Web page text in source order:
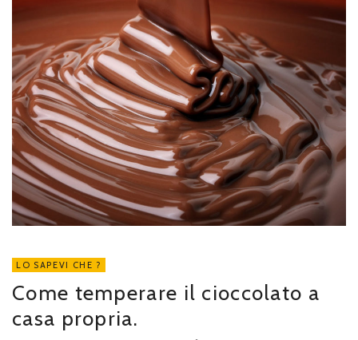
LO SAPEVI CHE ?
Come temperare il cioccolato a
casa propria.